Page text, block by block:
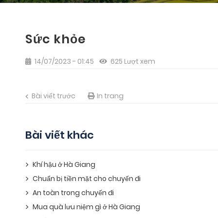
Sức khỏe
14/07/2023 - 01:45 625 Lượt xem
Bài viết trước In trang
Bài viết khác
Khí hậu ở Hà Giang
Chuẩn bị tiền mặt cho chuyến đi
An toàn trong chuyến đi
Mua quà lưu niệm gì ở Hà Giang